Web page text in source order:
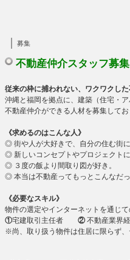
募集
不動産仲介スタッフ募集
従来の枠に捕われない、ワクワクし
沖縄と福岡を拠点に、建築（住宅・
不動産仲介ができる人材を募集してお
《求めるのはこんな人》
◎ 街や人が大好きで、自分の住む街
◎ 新しいコンセプトやプロジェクト
◎ ３度の飯より間取り図が好き。
◎ 本当は不動産ってもっとこんなだ
《必要なスキル》
物件の選定やインターネットを通じ
①宅建取引主任者 ② 不動産業
※尚、取り扱う物件は住居に限らず、